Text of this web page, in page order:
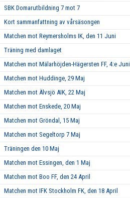
SBK Domarutbildning 7 mot 7
Kort sammanfattning av vårsäsongen
Matchen mot Reymersholms IK, den 11 Juni
Träning med damlaget
Matchen mot Mälarhöjden-Hägersten FF, 4:e Juni
Matchen mot Huddinge, 29 Maj
Matchen mot Älvsjö AIK, 22 Maj
Matchen mot Enskede, 20 Maj
Matchen mot Gröndal, 15 Maj
Matchen mot Segeltorp 7 Maj
Träningen den 10 Maj
Matchen mot Essingen, den 1 Maj
Matchen mot Boo FF, den 24 April
Matchen mot IFK Stockholm FK, den 18 April